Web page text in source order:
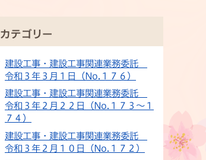
カテゴリー
建設工事・建設工事関連業務委託
令和３年３月１日（No.１７６）
建設工事・建設工事関連業務委託
令和３年２月２２日（No.１７３～１
７４）
建設工事・建設工事関連業務委託
令和３年２月１０日（No.１７２）